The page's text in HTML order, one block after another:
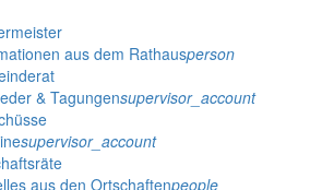
aus dem Rathausperson
& Tagungensupervisor_account
supervisor_account
aus den Ortschaftenpeople